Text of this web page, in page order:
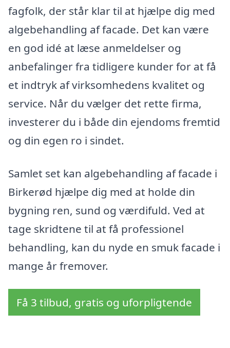
fagfolk, der står klar til at hjælpe dig med
algebehandling af facade. Det kan være
en god idé at læse anmeldelser og
anbefalinger fra tidligere kunder for at få
et indtryk af virksomhedens kvalitet og
service. Når du vælger det rette firma,
investerer du i både din ejendoms fremtid
og din egen ro i sindet.
Samlet set kan algebehandling af facade i
Birkerød hjælpe dig med at holde din
bygning ren, sund og værdifuld. Ved at
tage skridtene til at få professionel
behandling, kan du nyde en smuk facade i
mange år fremover.
Få 3 tilbud, gratis og uforpligtende